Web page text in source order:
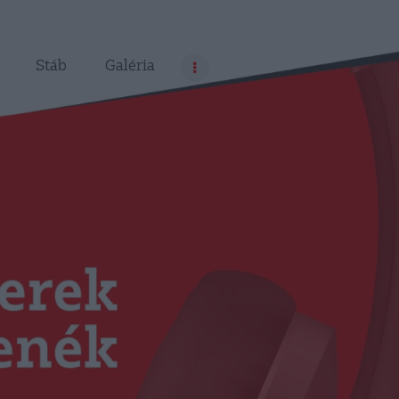
Stáb Galéria